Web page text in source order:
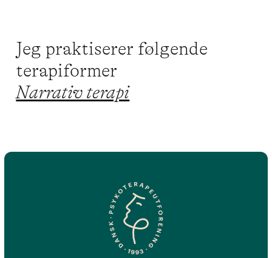
Jeg praktiserer følgende
terapiformer
Narrativ terapi